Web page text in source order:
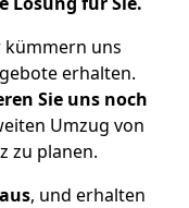
kümmern uns
erhalten.
Sie uns noch
Umzug von
zu planen.
, und erhalten